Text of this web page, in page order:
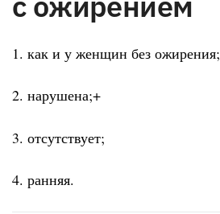
1. как и у женщин без ожирения;
2. нарушена;+
3. отсутствует;
4. ранняя.